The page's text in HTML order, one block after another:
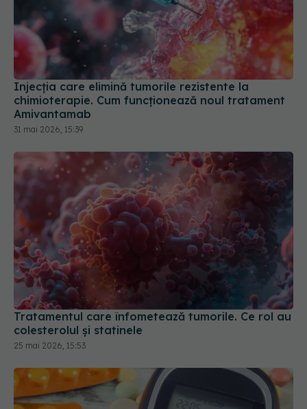
Injecția care elimină tumorile rezistente la
chimioterapie. Cum funcționează noul tratament
Amivantamab
31 mai 2026, 15:39
Tratamentul care înfometează tumorile. Ce rol au
colesterolul și statinele
25 mai 2026, 15:53